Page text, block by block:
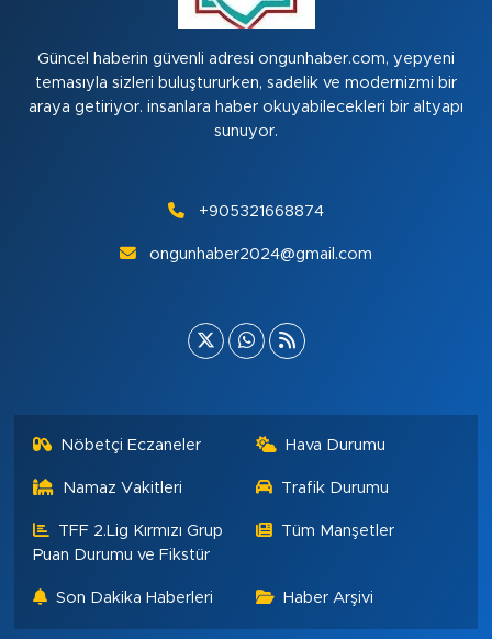
Güncel haberin güvenli adresi ongunhaber.com, yepyeni
temasıyla sizleri buluştururken, sadelik ve modernizmi bir
araya getiriyor. insanlara haber okuyabilecekleri bir altyapı
sunuyor.
+905321668874
ongunhaber2024@gmail.com
Nöbetçi Eczaneler Hava Durumu
Namaz Vakitleri Trafik Durumu
TFF 2.Lig Kırmızı Grup
Puan Durumu ve Fikstür
Tüm Manşetler
Son Dakika Haberleri Haber Arşivi